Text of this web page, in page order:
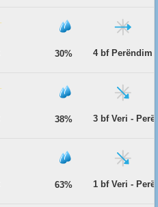
30% 4 bf Perëndim
38% 3 bf Veri -
63% 1 bf Veri -